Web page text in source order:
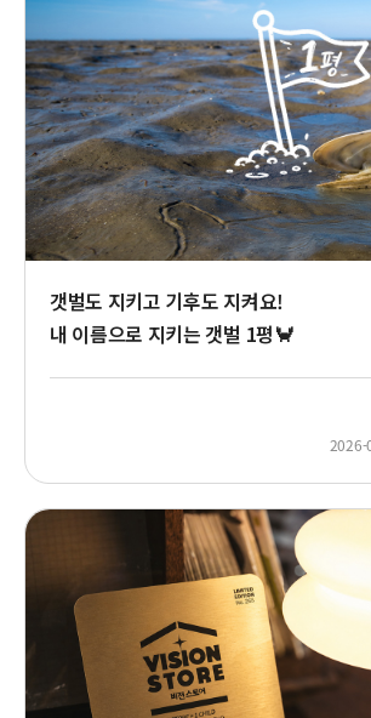
갯벌도 지키고 기후도 지켜요!
내 이름으로 지키는 갯벌 1평🦀
2026-